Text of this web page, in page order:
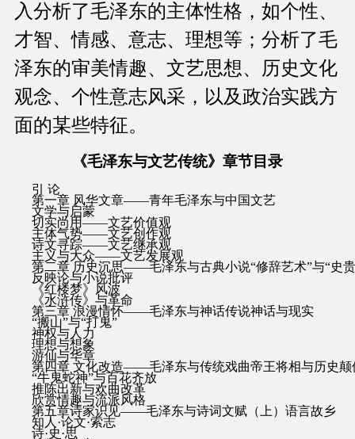
入分析了毛泽东的主体性格，如个性、
才智、情感、意志、理想等；分析了毛
泽东的审美情趣、文艺思想、历史文化
观念、个性意志风采，以及政治实践方
面的某些特征。
《毛泽东与文艺传统》章节目录
引 论
第一章 风华文章——青年毛泽东与中国文艺
文学与启蒙
切实尚用——文艺价值观
主体气势——文艺创作观
诗文寻踪——文艺继承观
主义与大众——文艺发展观
第二章 历史沉思——毛泽东与古典小说“修辞艺术”与“史
反映论与小说批评
《红楼梦》风波
《水浒传》与革命
第三章 浪漫情怀——毛泽东与神话传说神话与现实
“搬山”与“打鬼”
神权与人力
理想与想象
游仙与华章
第四章 文化改造——毛泽东与传统戏曲帝王将相与历史颠
“牛鬼蛇神”与百花齐放
推陈出新与欢曲改革
欣赏情趣与流派风格
第五章诗家识见——毛泽东与诗词文赋（上）语言故乡
知人·论文·索志
诗·史·思